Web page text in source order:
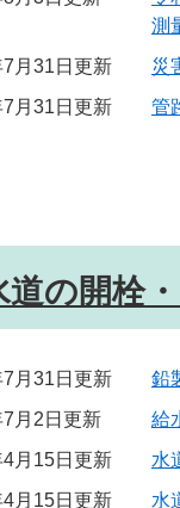
測
月31日更新
災
月31日更新
管
道の開栓
月31日更新
鉛
月2日更新
給
月15日更新
水
月15日更新
水